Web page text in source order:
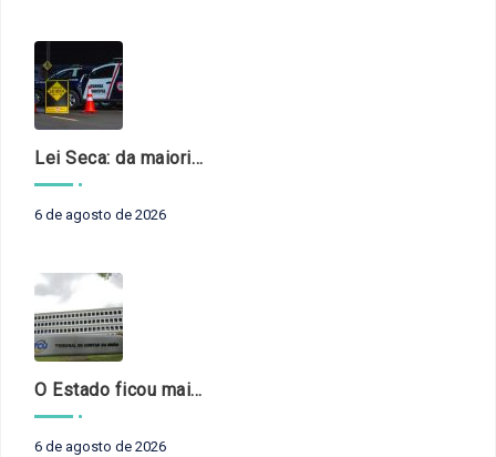
Lei Seca: da maioridade à maturidade
6 de agosto de 2026
O Estado ficou mais complexo. O controle precisa acompanhar
6 de agosto de 2026